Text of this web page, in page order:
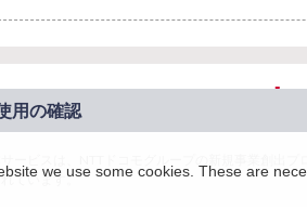
ています。
we use some cookies. These are